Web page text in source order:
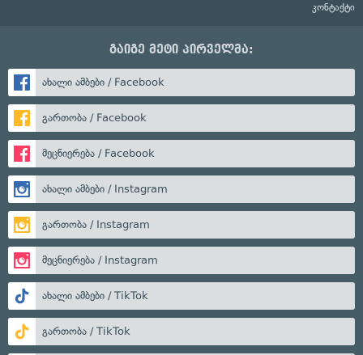
კონტაქტი
გაიგე მეტი პირველმა:
ახალი ამბები / Facebook
გართობა / Facebook
მეცნიერება / Facebook
ახალი ამბები / Instagram
გართობა / Instagram
მეცნიერება / Instagram
ახალი ამბები / TikTok
გართობა / TikTok